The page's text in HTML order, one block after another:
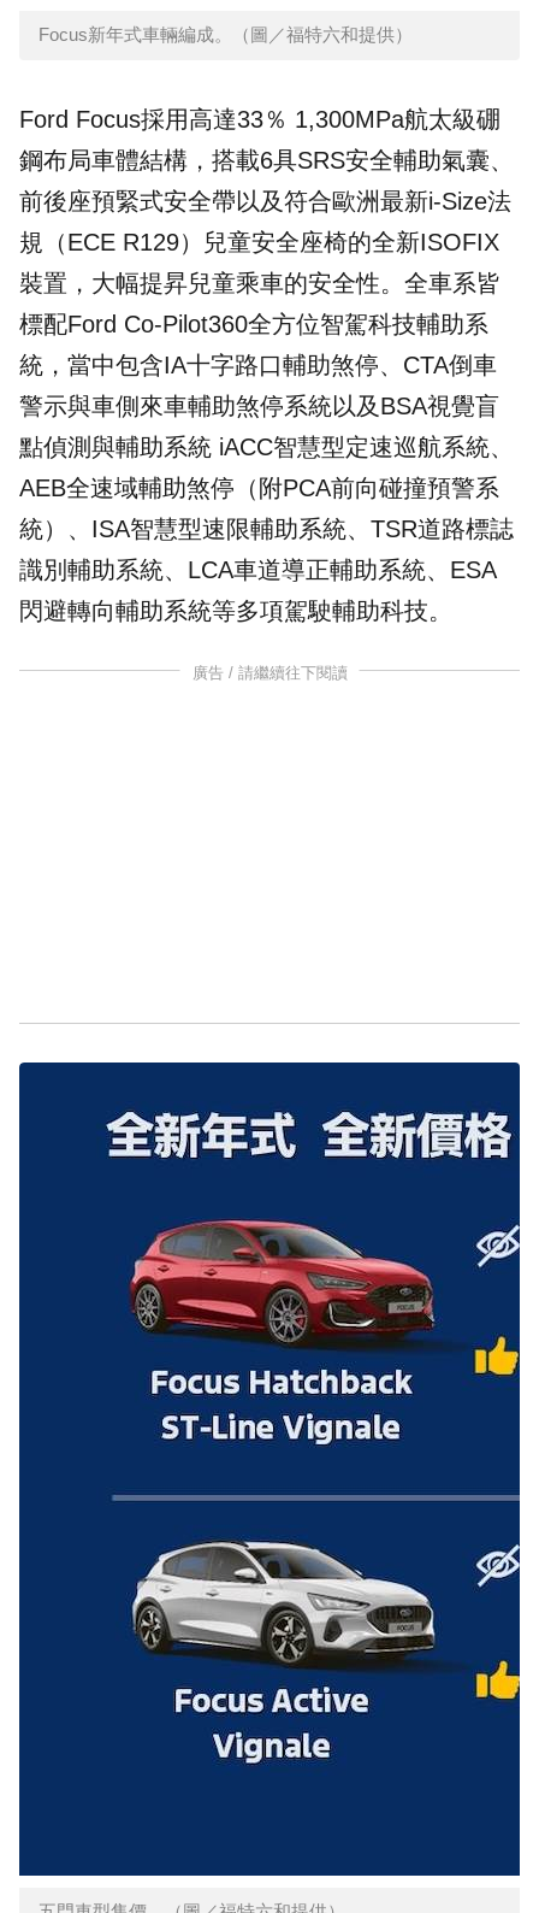
Focus新年式車輛編成。（圖／福特六和提供）
Ford Focus採用高達33％ 1,300MPa航太級硼
鋼布局車體結構，搭載6具SRS安全輔助氣囊、
前後座預緊式安全帶以及符合歐洲最新i-Size法
規（ECE R129）兒童安全座椅的全新ISOFIX
裝置，大幅提昇兒童乘車的安全性。全車系皆
標配Ford Co-Pilot360全方位智駕科技輔助系
統，當中包含IA十字路口輔助煞停、CTA倒車
警示與車側來車輔助煞停系統以及BSA視覺盲
點偵測與輔助系統 iACC智慧型定速巡航系統、
AEB全速域輔助煞停（附PCA前向碰撞預警系
統）、ISA智慧型速限輔助系統、TSR道路標誌
識別輔助系統、LCA車道導正輔助系統、ESA
閃避轉向輔助系統等多項駕駛輔助科技。
廣告 / 請繼續往下閱讀